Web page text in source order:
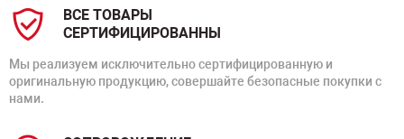
ВСЕ ТОВАРЫ
СЕРТИФИЦИРОВАННЫ
Мы реализуем исключительно сертифицированную и
оригинальную продукцию, совершайте безопасные покупки с
нами.